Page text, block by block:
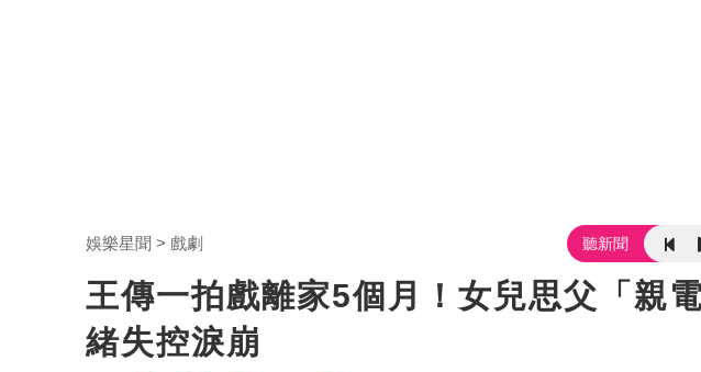
娛樂星聞 戲劇 聽新聞
王傳一拍戲離家5個月！女兒思父「親
緒失控淚崩